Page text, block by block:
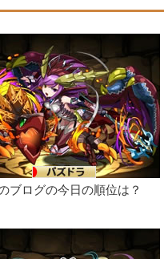
ブログの今日の順位は？